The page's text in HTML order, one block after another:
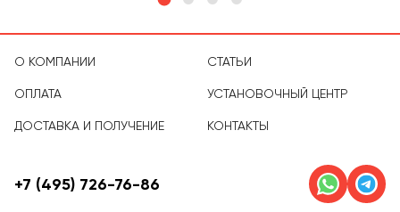
О КОМПАНИИ
ОПЛАТА
ДОСТАВКА И ПОЛУЧЕНИЕ
СТАТЬИ
УСТАНОВОЧНЫЙ ЦЕНТР
КОНТАКТЫ
+7 (495) 726-76-86